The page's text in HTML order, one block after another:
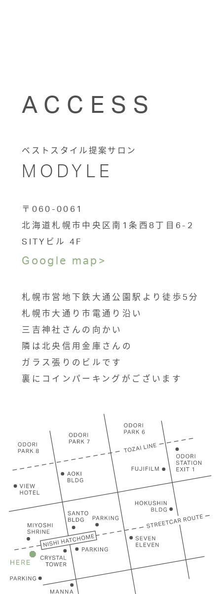
ACCESS
ベストスタイル提案サロン
MODYLE
〒060-0061
北海道札幌市中央区南1条西8丁目6-2
SITYビル 4F
Google map>
札幌市営地下鉄大通公園駅より徒歩5分
札幌市大通り市電通り沿い
三吉神社さんの向かい
隣は北央信用金庫さんの
ガラス張りのビルです
裏にコインパーキングがございます